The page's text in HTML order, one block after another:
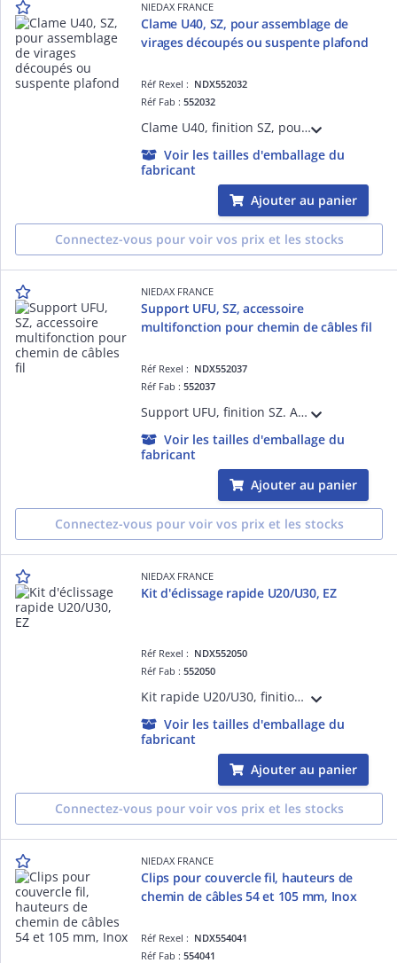
NIEDAX FRANCE
Clame U40, SZ, pour assemblage de
virages découpés ou suspente plafond
Réf Rexel : NDX552032
Réf Fab :552032
Clame U40, finition SZ, pour assemblage de virages découpés, avec boulon TRCC M6x20, ou suspente plafond, avec tige filetée diam 6 ou 8 et 2 écrous HE M6 ou M8
Voir les tailles d'emballage du
fabricant
Ajouter au panier
Connectez-vous pour voir vos prix et les stocks
NIEDAX FRANCE
Support UFU, SZ, accessoire
multifonction pour chemin de câbles fil
Réf Rexel : NDX552037
Réf Fab :552037
Support UFU, finition SZ. Accessoire multifonction pour chemin de câbles fil, forte épaisseur, non agressif. Fixation murale, fixation au sol, fixation d'appareillage ou de boîtes, fixation de luminaires, blocage par simple tournevis.
Voir les tailles d'emballage du
fabricant
Ajouter au panier
Connectez-vous pour voir vos prix et les stocks
NIEDAX FRANCE
Kit d'éclissage rapide U20/U30, EZ
Réf Rexel : NDX552050
Réf Fab :552050
Kit rapide U20/U30, finition EZ. Un seul kit pour tous les assemblages droits ou coudés sur chemin de câbles fil
Voir les tailles d'emballage du
fabricant
Ajouter au panier
Connectez-vous pour voir vos prix et les stocks
NIEDAX FRANCE
Clips pour couvercle fil, hauteurs de
chemin de câbles 54 et 105 mm, Inox
Réf Rexel : NDX554041
Réf Fab :554041